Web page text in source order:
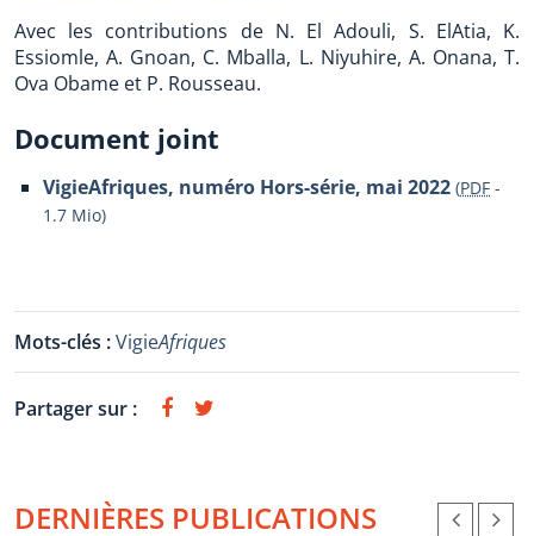
Avec les contributions de N. El Adouli, S. ElAtia, K.
Essiomle, A. Gnoan, C. Mballa, L. Niyuhire, A. Onana, T.
Ova Obame et P. Rousseau.
Document joint
VigieAfriques, numéro Hors-série, mai 2022 (PDF -
1.7 Mio)
Mots-clés :VigieAfriques
Partager sur :
DERNIÈRES PUBLICATIONS